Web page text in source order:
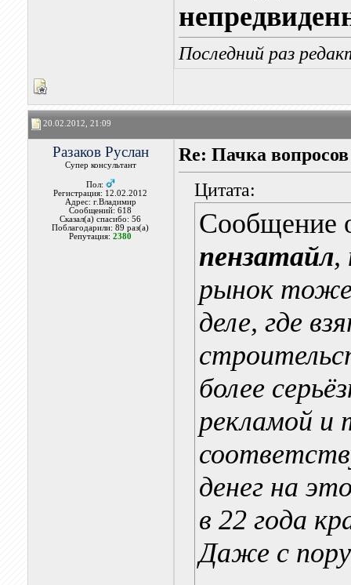
Последний раз
20.02.2012, 21:09
Разаков Руслан
Супер консультант
Пол:
Регистрация: 12.02.2012
Адрес: г.Владимир
Сообщений: 618
Сказал(а) спасибо: 56
Поблагодарили: 89 раз(а)
Репутация:2380
Re: Пачка
Цитата:
Сообщение
пензатайл,
рынок
деле, где
более
рекламой и
денег на
в 22 года
Даже с